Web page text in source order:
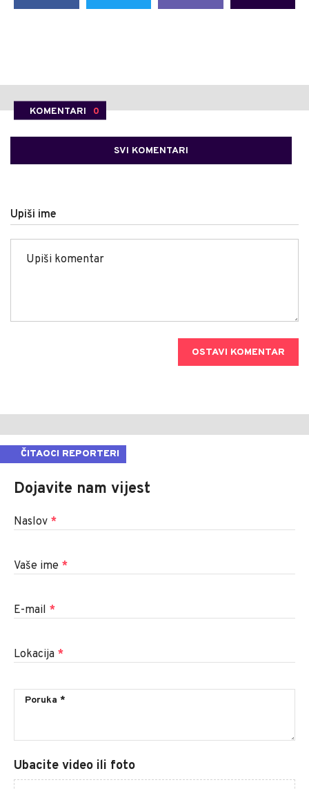
KOMENTARI 0
SVI KOMENTARI
Upiši ime
OSTAVI KOMENTAR
ČITAOCI REPORTERI
Dojavite nam vijest
Naslov *
Vaše ime *
E-mail *
Lokacija *
Ubacite video ili foto